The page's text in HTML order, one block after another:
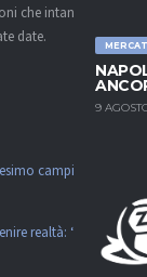
9
che intanto
date.
campionato
realtà: “Non